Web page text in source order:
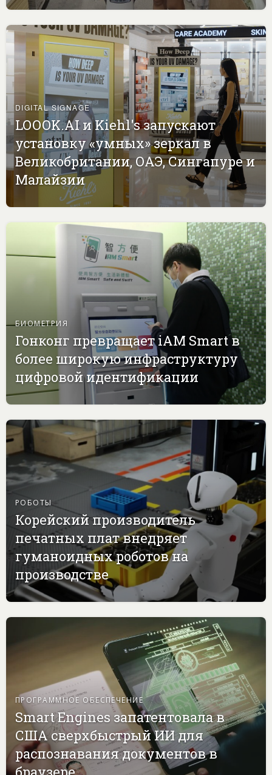
DIGITAL SIGNAGE
LOOOK.AI и Kiehl's запускают
установку «умных» зеркал в
Великобритании, ОАЭ, Сингапуре и
Малайзии
БИОМЕТРИЯ
Гонконг превращает iAM Smart в
более широкую инфраструктуру
цифровой идентификации
РОБОТЫ
Корейский производитель
печатных плат внедряет
гуманоидных роботов на
производстве
ПРОГРАММНОЕ ОБЕСПЕЧЕНИЕ
Smart Engines запатентовала в
США сверхбыстрый ИИ для
распознавания документов в